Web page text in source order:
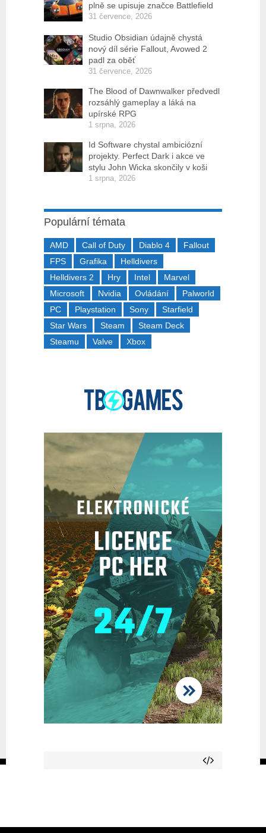
plně se upisuje značce Battlefield
31 července, 2026
Studio Obsidian údajně chystá
nový díl série Fallout, Avowed 2
padl za oběť
31 července, 2026
The Blood of Dawnwalker předvedl
rozsáhlý gameplay a láká na
upírské RPG
1 srpna, 2026
Id Software chystal ambiciózní
projekty. Perfect Dark i akce ve
stylu John Wicka skončily v koši
1 srpna, 2026
Populární témata
AMD Call of Duty Diablo 4
Fallout
FPS
Grafika
Helldivers
Helldivers 2
Hry Intel
Marvel
Microsoft
Nvidia Ovládání
Palworld
PC
Playstation Sony
Starfield
Star Wars
Steam
Steam Deck
Steamu
Valve Xbox